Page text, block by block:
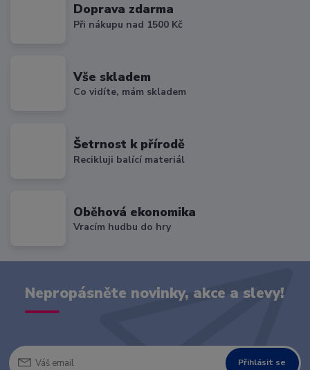
Doprava zdarma
Při nákupu nad 1500 Kč
Vše skladem
Co vidíte, mám skladem
Šetrnost k přírodě
Recikluji balící materiál
Oběhová ekonomika
Vracím hudbu do hry
Nepropásněte novinky, akce a slevy!
Přihlásit se